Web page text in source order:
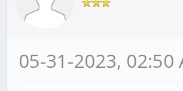
05-31-2023, 02:50